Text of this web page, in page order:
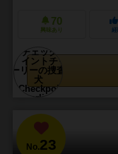
70
興味あり
No.23